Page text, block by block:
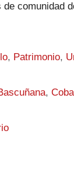
de comunidad
, Patrimonio,
,